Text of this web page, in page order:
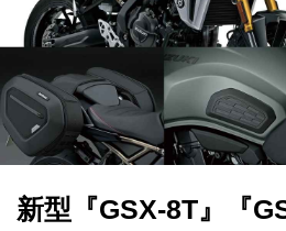
新型『GSX-8T』『